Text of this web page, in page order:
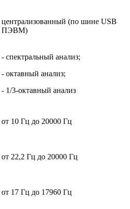
централизованный (по шине USB
ПЭВМ)
- спектральный анализ;
- октавный анализ;
- 1/3-октавный анализ
от 10 Гц до 20000 Гц
от 22,2 Гц до 20000 Гц
от 17 Гц до 17960 Гц